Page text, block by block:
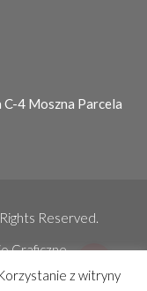
C-4 Moszna Parcela
Reserved.
Graficzne
z witryny